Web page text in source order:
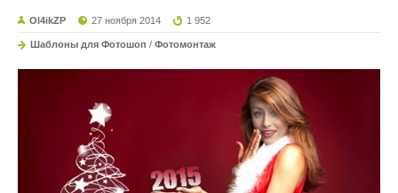
Ol4ikZP 27 ноября 2014 1 952
Шаблоны для Фотошоп / Фотомонтаж